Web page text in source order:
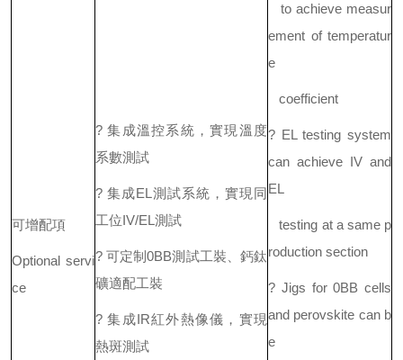
可增配項
Optional servi
ce
? 集成溫控系統，實現溫度
系數測試
? 集成EL測試系統，實現同
工位IV/EL測試
? 可定制0BB測試工裝、鈣鈦
礦適配工裝
? 集成IR紅外熱像儀，實現
熱斑測試
to achieve measur
ement of temperatur
e
coefficient
? EL testing system
can achieve IV and
EL
testing at a same p
roduction section
? Jigs for 0BB cells
and perovskite can b
e